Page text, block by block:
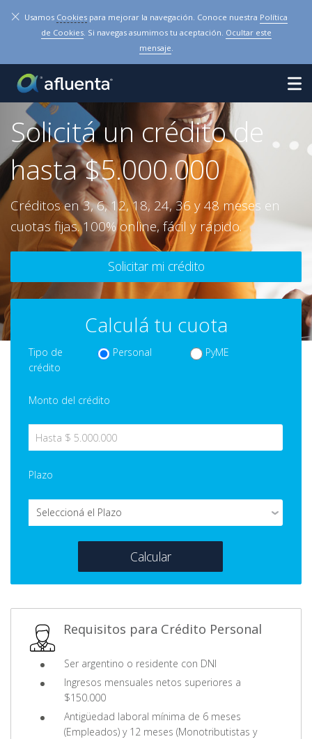
× Usamos Cookies para mejorar la navegación. Conoce nuestra Política
de Cookies. Si navegas asumimos tu aceptación. Ocultar este
mensaje.
Solicitá un crédito de
hasta $5.000.000
Créditos en 3, 6, 12, 18, 24, 36 y 48 meses en
cuotas fijas. 100% online, fácil y rápido.
Solicitar mi crédito
Calculá tu cuota
Tipo de
crédito
Personal PyME
Monto del crédito
Plazo
Calcular
Requisitos para Crédito Personal
Ser argentino o residente con DNI
Ingresos mensuales netos superiores a
$150.000
Antigüedad laboral mínima de 6 meses
(Empleados) y 12 meses (Monotributistas y